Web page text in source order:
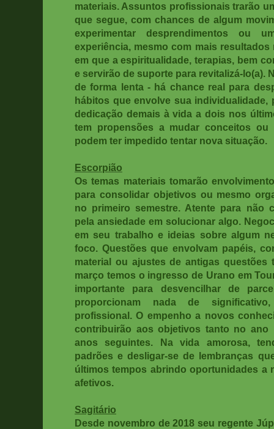
materiais. Assuntos profissionais trarão
que segue, com chances de algum
experimentar desprendimentos ou
experiência, mesmo com mais
em que a espiritualidade, terapias, bem
e servirão de suporte para revitalizá-lo(a).
de forma lenta - há chance real para
hábitos que envolve sua individualidade,
dedicação demais à vida a dois nos
tem propensões a mudar conceitos ou
podem ter impedido tentar nova situação.
Escorpião
Os temas materiais tomarão
para consolidar objetivos ou mesmo
no primeiro semestre. Atente para não
pela ansiedade em solucionar algo.
em seu trabalho e ideias sobre algum
foco. Questões que envolvam papéis,
material ou ajustes de antigas questões
março temos o ingresso de Urano em
importante para desvencilhar de
proporcionam nada de
profissional. O empenho a novos
contribuirão aos objetivos tanto no
anos seguintes. Na vida amorosa,
padrões e desligar-se de lembranças
últimos tempos abrindo oportunidades a
afetivos.
Sagitário
Desde novembro de 2018 seu regente